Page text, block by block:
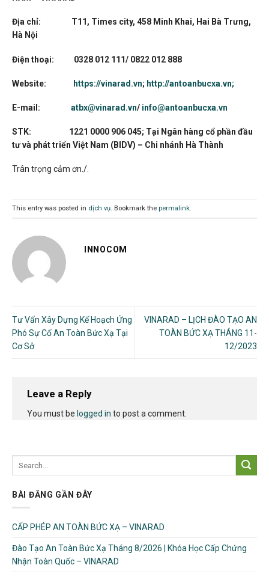
Địa chỉ: T11, Times city, 458 Minh Khai, Hai Bà Trưng,
Hà Nội
Điện thoại: 0328 012 111/ 0822 012 888
Website: https://vinarad.vn; http://antoanbucxa.vn;
E-mail: atbx@vinarad.vn/ info@antoanbucxa.vn
STK:
1221 0000 906 045; Tại Ngân hàng cổ phần đầu
tư và phát triển Việt Nam (BIDV) – Chi nhánh Hà Thành
Trân trọng cảm ơn./.
This entry was posted in dịch vụ. Bookmark the permalink.
INNOCOM
Tư Vấn Xây Dựng Kế Hoạch Ứng
Phó Sự Cố An Toàn Bức Xạ Tại
Cơ Sở
VINARAD – LỊCH ĐÀO TẠO AN
TOÀN BỨC XẠ THÁNG 11-
12/2023
Leave a Reply
You must be logged in to post a comment.
BÀI ĐĂNG GẦN ĐÂY
CẤP PHÉP AN TOÀN BỨC XẠ – VINARAD
Đào Tạo An Toàn Bức Xạ Tháng 8/2026 | Khóa Học Cấp Chứng
Nhận Toàn Quốc – VINARAD